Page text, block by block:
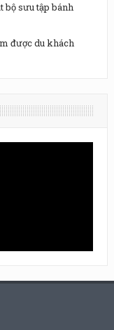
bộ sưu tập bánh
được du khách